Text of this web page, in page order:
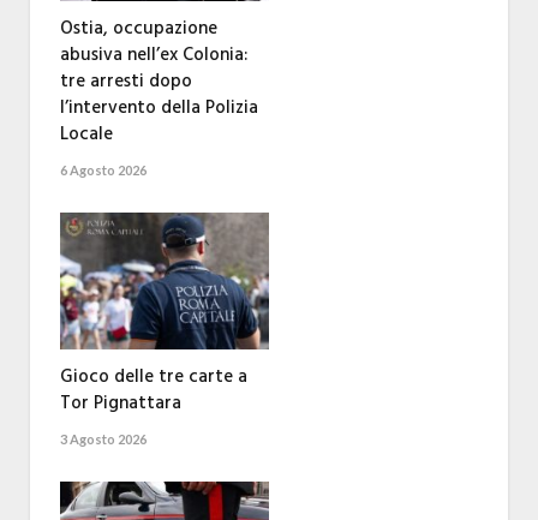
Ostia, occupazione
abusiva nell’ex Colonia:
tre arresti dopo
l’intervento della Polizia
Locale
6 Agosto 2026
Gioco delle tre carte a
Tor Pignattara
3 Agosto 2026